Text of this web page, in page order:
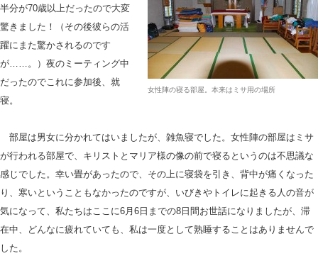
女性陣の寝る部屋。本来はミサ用の場所
半分が70歳以上だったので大変
驚きました！（その後彼らの活
躍にまた驚かされるのです
が……。）夜のミーティング中
だったのでこれに参加後、就
寝。
部屋は男女に分かれてはいましたが、雑魚寝でした。女性陣の部屋はミサ
が行われる部屋で、キリストとマリア様の像の前で寝るというのは不思議な
感じでした。幸い畳があったので、その上に寝袋を引き、背中が痛くなった
り、寒いということもなかったのですが、いびきやトイレに起きる人の音が
気になって、私たちはここに6月6日までの8日間お世話になりましたが、滞
在中、どんなに疲れていても、私は一度として熟睡することはありませんで
した。